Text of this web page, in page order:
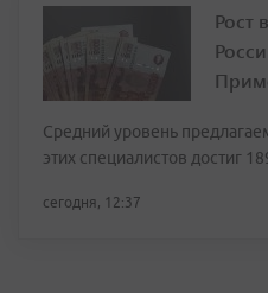
Рост
Средний уровень
этих специалистов достиг
сегодня, 12:37